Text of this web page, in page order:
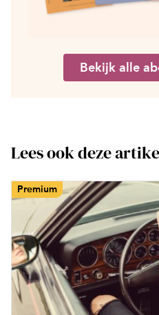
Bekijk alle
Lees ook deze
Premium